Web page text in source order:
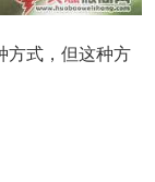
式，但这种方